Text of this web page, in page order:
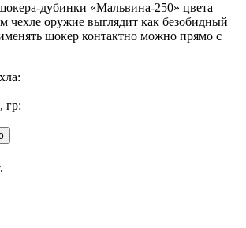
дубинки «Мальвина-250» цвета
чехле оружие выглядит как безобидный
шокер контактно можно прямо с
гр: